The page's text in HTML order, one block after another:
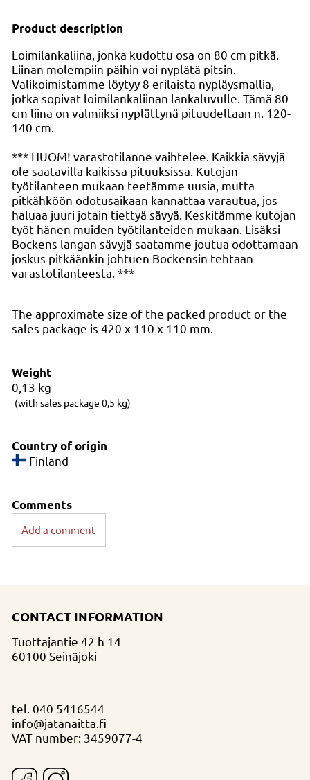
Product description
Loimilankaliina, jonka kudottu osa on 80 cm pitkä.
Liinan molempiin päihin voi nyplätä pitsin.
Valikoimistamme löytyy 8 erilaista nypläysmallia,
jotka sopivat loimilankaliinan lankaluvulle. Tämä 80
cm liina on valmiiksi nyplättynä pituudeltaan n. 120-
140 cm.
*** HUOM! varastotilanne vaihtelee. Kaikkia sävyjä
ole saatavilla kaikissa pituuksissa. Kutojan
työtilanteen mukaan teetämme uusia, mutta
pitkähköön odotusaikaan kannattaa varautua, jos
haluaa juuri jotain tiettyä sävyä. Keskitämme kutojan
työt hänen muiden työtilanteiden mukaan. Lisäksi
Bockens langan sävyjä saatamme joutua odottamaan
joskus pitkäänkin johtuen Bockensin tehtaan
varastotilanteesta. ***
The approximate size of the packed product or the
sales package is 420 x 110 x 110 mm.
Weight
0,13 kg
(with sales package 0,5 kg)
Country of origin
Finland
Comments
Add a comment
CONTACT INFORMATION
Tuottajantie 42 h 14
60100 Seinäjoki
tel. 040 5416544
info@jatanaitta.fi
VAT number: 3459077-4